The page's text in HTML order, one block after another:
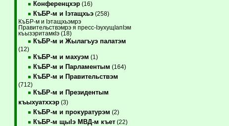
Конференцхэр(16)
КъБР-м и Iэтащхьэ(258)
КъБР-м и Iэтащхьэмрэ
Правительствэмрэ я пресс-IэухущIапIэм
къызэритамкIэ (18)
КъБР-м и Жылагъуэ палатэм
(12)
КъБР-м и махуэм (1)
КъБР-м и Парламентым (164)
КъБР-м и Правительствэм
(712)
КъБР-м и Президентым
къыхуатххэр(3)
КъБР-м и прокуратурэм (2)
КъБР-м щыIэ МВД-м къет(22)